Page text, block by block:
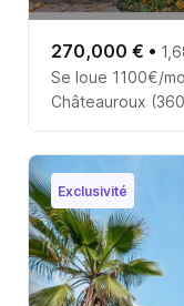
270,000 € •
Se loue 1100€/
Châteauroux
Exclusivité